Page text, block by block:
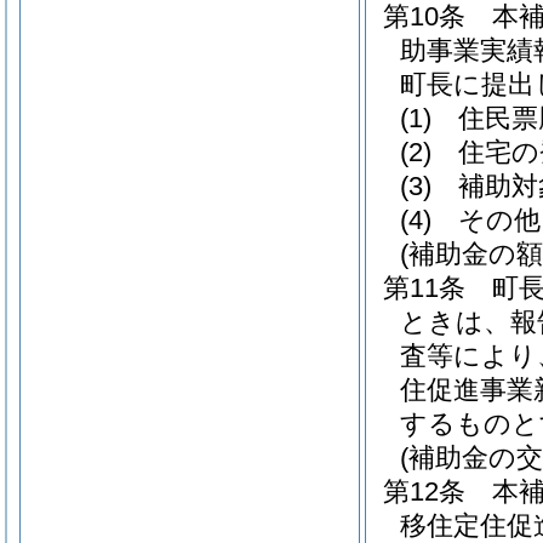
第10条
本
助事業実績
町長に提
(1)
住民
(2)
住宅
(3)
補助
(4)
その
(補助金の
第11条
町
ときは、
査等によ
住促進事業
するもの
(補助金の
第12条
本
移住定住促